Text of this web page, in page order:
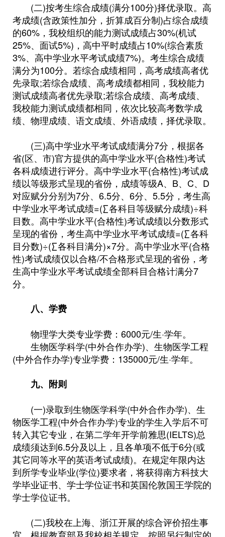
(二)按考生综合成绩(满分100分)择优录取。高
考成绩(含政策性加分，折算成百分制)占综合成绩
的60%，我校组织的能力测试成绩占30%(机试
25%、面试5%)，高中平时成绩占10%(综合素质
3%、高中学业水平考试成绩7%)。考生综合成绩
满分为100分。若综合成绩相同，高考成绩高者优
先录取;若综合成绩、高考成绩都相同，我校能力
测试成绩高者优先录取;若综合成绩、高考成绩、
我校能力测试成绩都相同，依次比较高考数学成
绩、物理成绩、语文成绩、外语成绩，择优录取。
(三)高中学业水平考试成绩满分7分，根据各
省(区、市)官方提供的高中学业水平(合格性)考试
各科成绩进行评分。高中学业水平(合格性)考试成
绩以等级形式呈现的省份，成绩等级A、B、C、D
对应赋分分别为7分、6.5分、6分、5.5分，考生高
中学业水平考试成绩=(∑各科目等级赋分成绩)÷科
目数。高中学业水平(合格性)考试成绩以分数形式
呈现的省份，考生高中学业水平考试成绩=(∑各科
目分数)÷(∑各科目满分)×7分。高中学业水平(合格
性)考试成绩仅以合格/不合格形式呈现的省份，考
生高中学业水平考试成绩全部科目合格计满分7
分。
八、学费
物理学大类专业学费：6000元/生·学年。
生物医学科学(中外合作办学)、生物医学工程
(中外合作办学)专业学费：135000元/生·学年。
九、附则
(一)录取到生物医学科学(中外合作办学)、生
物医学工程(中外合作办学)专业的学生入学后不可
转入其它专业，在第二学年开学前雅思(IELTS)总
成绩须达到6.5分及以上，且各单项不低于6分(或
其它同等水平的英语考试成绩)。在规定年限内达
到所学专业毕业(学位)要求者，将获得南方科技大
学毕业证书、学士学位证书和英国伦敦国王学院的
学士学位证书。
(二)我校在上海、浙江开展的综合评价招生事